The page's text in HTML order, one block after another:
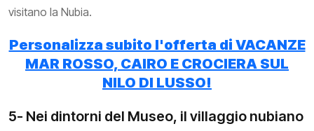
visitano la Nubia.
Personalizza subito l'offerta di VACANZE
MAR ROSSO, CAIRO E CROCIERA SUL
NILO DI LUSSO!
5- Nei dintorni del Museo, il villaggio nubiano